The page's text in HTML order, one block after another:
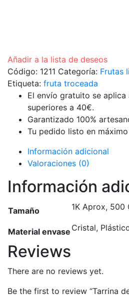
Añadir a la lista de deseos
Código: 1211 Categoría: Frutas
Etiqueta: fruta troceada
El envío gratuito se
superiores a 40€.
Garantizado 100%
Tu pedido listo en
Información adicional
Valoraciones (0)
Información
Tamaño 1K Aprox, 500
Material envase Cristal,
Reviews
There are no reviews yet.
Be the first to review “Tarrina